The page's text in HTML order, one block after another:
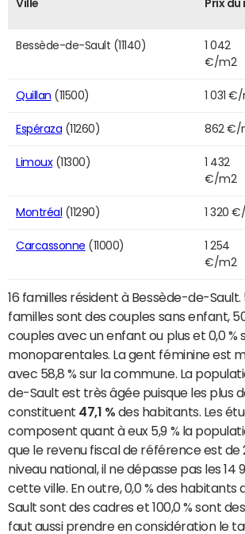
Ville Prix du
Bessède-de-Sault (11140)
1 042
€/m2
Quillan (11500) 1 031
Espéraza (11260) 862 €/
Limoux(11300)
1 432
€/m2
Montréal (11290) 1 320
Carcassonne (11000)
1 254
€/m2
16 familles résident à Bessède-de-Sault.
familles sont des couples sans enfant,
couples avec un enfant ou plus et 0,0 %
monoparentales. La gent féminine est
avec 58,8 % sur la commune. La
de-Sault est très âgée puisque les plus
constituent 47,1 % des habitants. Les
composent quant à eux 5,9 % la
que le revenu fiscal de référence est de
niveau national, il ne dépasse pas les 14
cette ville. En outre, 0,0 % des habitants
Sault sont des cadres et 100,0 % sont
faut aussi prendre en considération le